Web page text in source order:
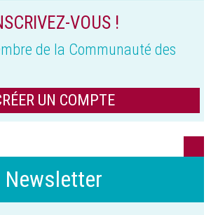
VOUS !
de la Communauté des
UN COMPTE
Newsletter